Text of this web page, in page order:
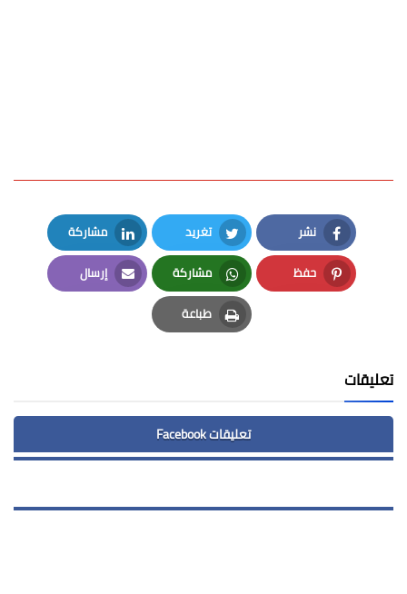
نشر
Facebook
تغريد
Twitter
مشاركة
LinkedIn
حفظ
Pinterest
مشاركة
Whatsapp
إرسال
Email
طباعة
Print
تعليقات
تعليقات Facebook